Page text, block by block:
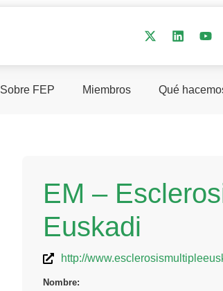
Sobre FEP Miembros Qué
EM –
Euskadi
http://
Nombre: